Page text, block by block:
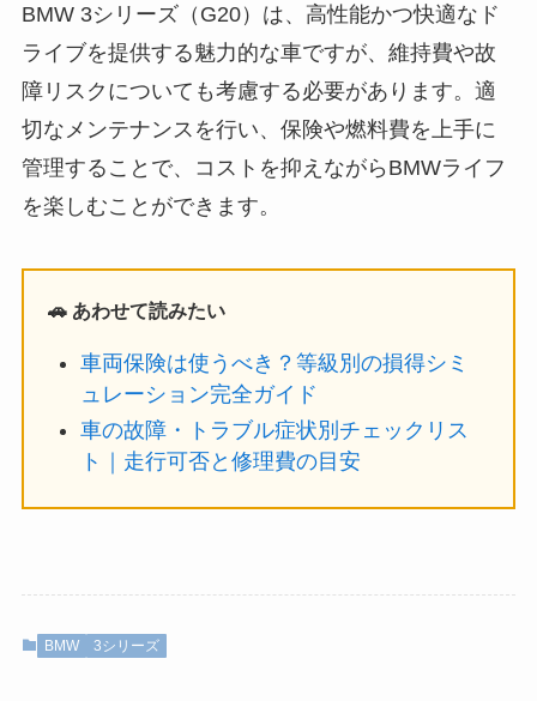
BMW 3シリーズ（G20）は、高性能かつ快適なド
ライブを提供する魅力的な車ですが、維持費や故
障リスクについても考慮する必要があります。適
切なメンテナンスを行い、保険や燃料費を上手に
管理することで、コストを抑えながらBMWライフ
を楽しむことができます。
🚗 あわせて読みたい
車両保険は使うべき？等級別の損得シミ
ュレーション完全ガイド
車の故障・トラブル症状別チェックリス
ト｜走行可否と修理費の目安
BMW 3シリーズ